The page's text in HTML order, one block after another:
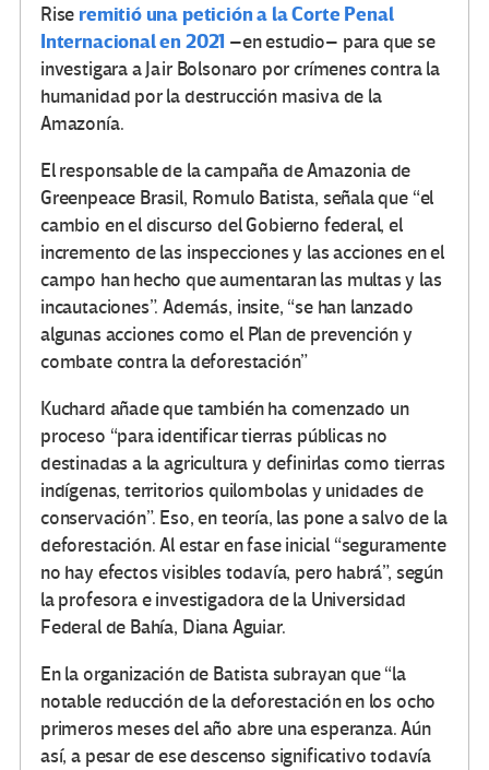
Rise remitió una petición a la Corte Penal
Internacional en 2021 –en estudio– para que se
investigara a Jair Bolsonaro por crímenes contra la
humanidad por la destrucción masiva de la
Amazonía.
El responsable de la campaña de Amazonia de
Greenpeace Brasil, Romulo Batista, señala que “el
cambio en el discurso del Gobierno federal, el
incremento de las inspecciones y las acciones en el
campo han hecho que aumentaran las multas y las
incautaciones”. Además, insite, “se han lanzado
algunas acciones como el Plan de prevención y
combate contra la deforestación”
Kuchard añade que también ha comenzado un
proceso “para identificar tierras públicas no
destinadas a la agricultura y definirlas como tierras
indígenas, territorios quilombolas y unidades de
conservación”. Eso, en teoría, las pone a salvo de la
deforestación. Al estar en fase inicial “seguramente
no hay efectos visibles todavía, pero habrá”, según
la profesora e investigadora de la Universidad
Federal de Bahía, Diana Aguiar.
En la organización de Batista subrayan que “la
notable reducción de la deforestación en los ocho
primeros meses del año abre una esperanza. Aún
así, a pesar de ese descenso significativo todavía